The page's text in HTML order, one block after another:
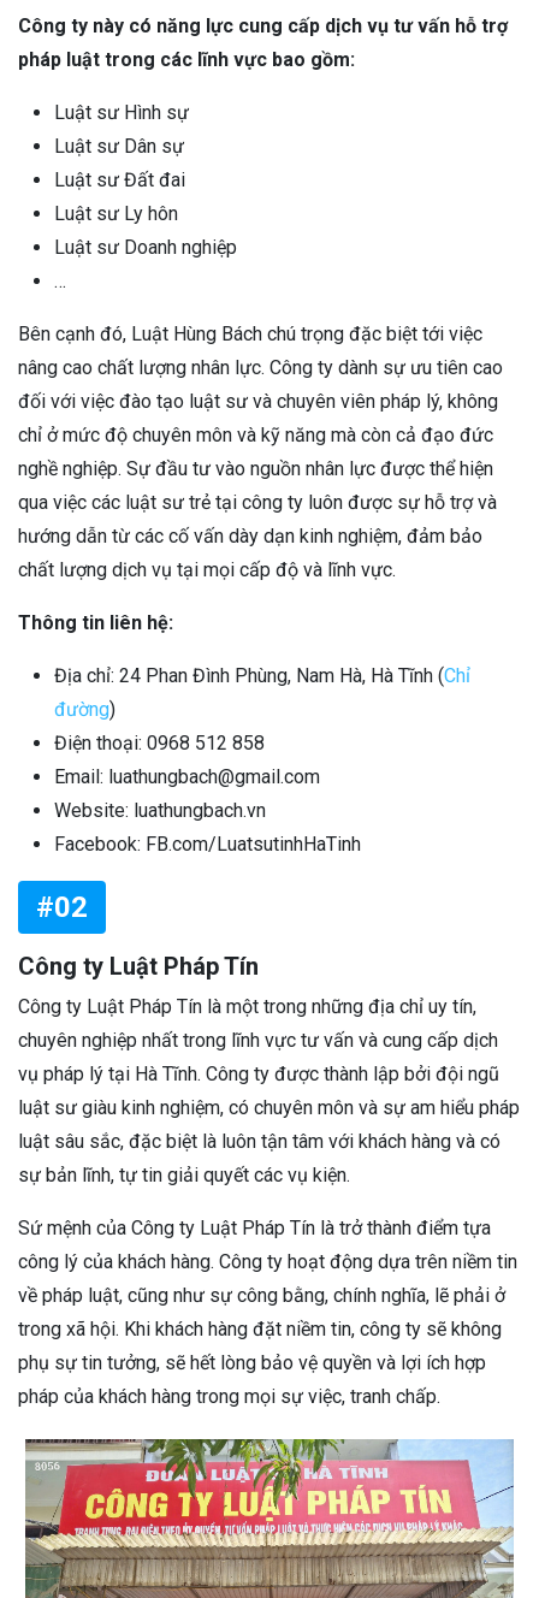
Công ty này có năng lực cung cấp dịch vụ tư vấn hỗ trợ
pháp luật trong các lĩnh vực bao gồm:
Luật sư Hình sự
Luật sư Dân sự
Luật sư Đất đai
Luật sư Ly hôn
Luật sư Doanh nghiệp
…
Bên cạnh đó, Luật Hùng Bách chú trọng đặc biệt tới việc
nâng cao chất lượng nhân lực. Công ty dành sự ưu tiên cao
đối với việc đào tạo luật sư và chuyên viên pháp lý, không
chỉ ở mức độ chuyên môn và kỹ năng mà còn cả đạo đức
nghề nghiệp. Sự đầu tư vào nguồn nhân lực được thể hiện
qua việc các luật sư trẻ tại công ty luôn được sự hỗ trợ và
hướng dẫn từ các cố vấn dày dạn kinh nghiệm, đảm bảo
chất lượng dịch vụ tại mọi cấp độ và lĩnh vực.
Thông tin liên hệ:
Địa chỉ: 24 Phan Đình Phùng, Nam Hà, Hà Tĩnh (Chỉ
đường)
Điện thoại: 0968 512 858
Email: luathungbach@gmail.com
Website: luathungbach.vn
Facebook: FB.com/LuatsutinhHaTinh
#02
Công ty Luật Pháp Tín
Công ty Luật Pháp Tín là một trong những địa chỉ uy tín,
chuyên nghiệp nhất trong lĩnh vực tư vấn và cung cấp dịch
vụ pháp lý tại Hà Tĩnh. Công ty được thành lập bởi đội ngũ
luật sư giàu kinh nghiệm, có chuyên môn và sự am hiểu pháp
luật sâu sắc, đặc biệt là luôn tận tâm với khách hàng và có
sự bản lĩnh, tự tin giải quyết các vụ kiện.
Sứ mệnh của Công ty Luật Pháp Tín là trở thành điểm tựa
công lý của khách hàng. Công ty hoạt động dựa trên niềm tin
về pháp luật, cũng như sự công bằng, chính nghĩa, lẽ phải ở
trong xã hội. Khi khách hàng đặt niềm tin, công ty sẽ không
phụ sự tin tưởng, sẽ hết lòng bảo vệ quyền và lợi ích hợp
pháp của khách hàng trong mọi sự việc, tranh chấp.